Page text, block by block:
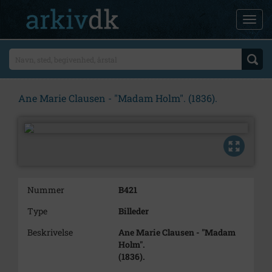
Ane Marie Clausen - "Madam Holm". (1836).
Nummer
B421
Type
Billeder
Beskrivelse
Ane Marie Clausen - "Madam
Holm".
(1836).